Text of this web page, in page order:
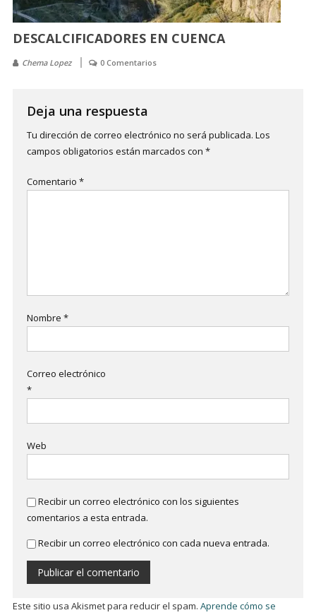
DESCALCIFICADORES EN CUENCA
Chema Lopez 0 Comentarios
Deja una respuesta
Tu dirección de correo electrónico no será publicada. Los
campos obligatorios están marcados con *
Comentario *
Nombre *
Correo electrónico
*
Web
Recibir un correo electrónico con los siguientes
comentarios a esta entrada.
Recibir un correo electrónico con cada nueva entrada.
Este sitio usa Akismet para reducir el spam. Aprende cómo se